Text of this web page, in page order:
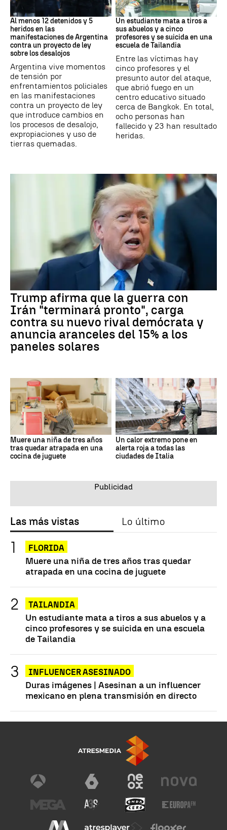
Al menos 12 detenidos y 5
heridos en las
manifestaciones de Argentina
contra un proyecto de ley
sobre los desalojos
Argentina vive momentos
de tensión por
enfrentamientos policiales
en las manifestaciones
contra un proyecto de ley
que introduce cambios en
los procesos de desalojo,
expropiaciones y uso de
tierras quemadas.
Tailandia
Un estudiante mata a tiros a
sus abuelos y a cinco
profesores y se suicida en una
escuela de Tailandia
Entre las víctimas hay
cinco profesores y el
presunto autor del ataque,
que abrió fuego en un
centro educativo situado
cerca de Bangkok. En total,
ocho personas han
fallecido y 23 han resultado
heridas.
Trump afirma que la guerra con
Irán "terminará pronto", carga
contra su nuevo rival demócrata y
anuncia aranceles del 15% a los
paneles solares
Muere una niña de tres años
tras quedar atrapada en una
cocina de juguete
Un calor extremo pone en
alerta roja a todas las
ciudades de Italia
Las más vistas Lo último
FLORIDA
Muere una niña de tres años tras quedar
atrapada en una cocina de juguete
TAILANDIA
Un estudiante mata a tiros a sus abuelos y a
cinco profesores y se suicida en una escuela
de Tailandia
INFLUENCER ASESINADO
Duras imágenes | Asesinan a un influencer
mexicano en plena transmisión en directo